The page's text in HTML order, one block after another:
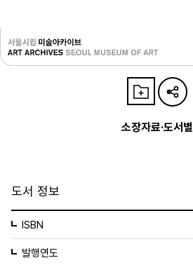
소장자료·도서별
도서 정보
ISBN
발행연도